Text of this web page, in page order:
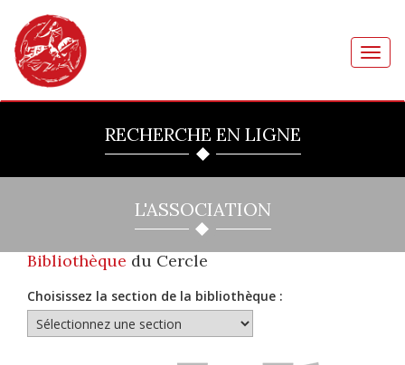
RECHERCHE EN LIGNE
L'ASSOCIATION
Bibliothèque du Cercle
Choisissez la section de la bibliothèque :